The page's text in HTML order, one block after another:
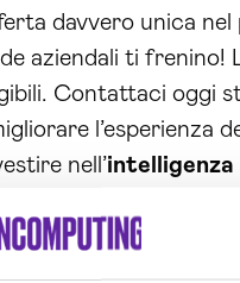
davvero unica
aziendali ti frenino!
Contattaci oggi
nell’